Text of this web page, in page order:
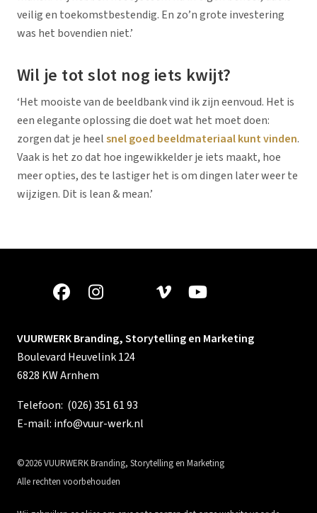
veilig en toekomstbestendig. En zo’n grote investering
was het bovendien niet.’
Wil je tot slot nog iets kwijt?
‘Het mooiste van de beeldbank vind ik zijn eenvoud. Het is
een elegante oplossing die doet wat het moet doen:
zorgen dat je heelsnel goed beeldmateriaal kunt vinden.
Vaak is het zo dat hoe ingewikkelder je iets maakt, hoe
meer opties, des te lastiger het is om dingen later weer te
wijzigen. Dit is lean & mean.’
VUURWERK Branding, Storytelling en Marketing
Boulevard Heuvelink 124
6828 KW Arnhem
Telefoon: (026) 351 61 93
E-mail: info@vuur-werk.nl
©2026 VUURWERK Branding, Storytelling en Marketing
Alle rechten voorbehouden